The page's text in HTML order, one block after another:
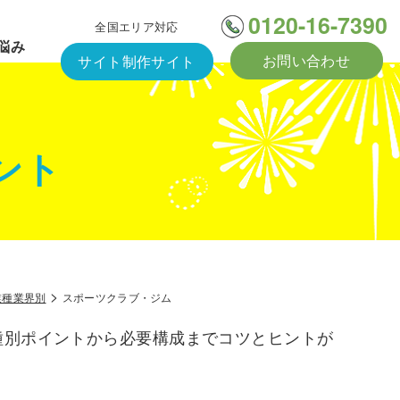
み
全国エリア対応
サイト制作サイト
0120-16-7390
お問い合わせ
ト
業界別 > スポーツクラブ・ジム
ポイントから必要構成までコツとヒントが